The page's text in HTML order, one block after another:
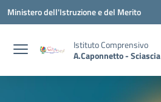
Vai ai contenuti
Vai al menu di navigazione
Vai al footer
Ministero dell'Istruzione e del Merito
Istituto Comprensivo
A.Caponnetto - Sciascia